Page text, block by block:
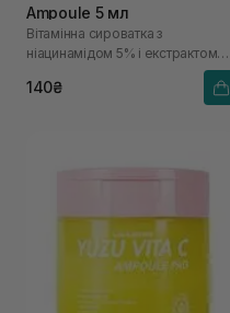
Ampoule 5 мл
Вітамінна сироватка з
ніацинамідом 5% і екстрактом
140₴